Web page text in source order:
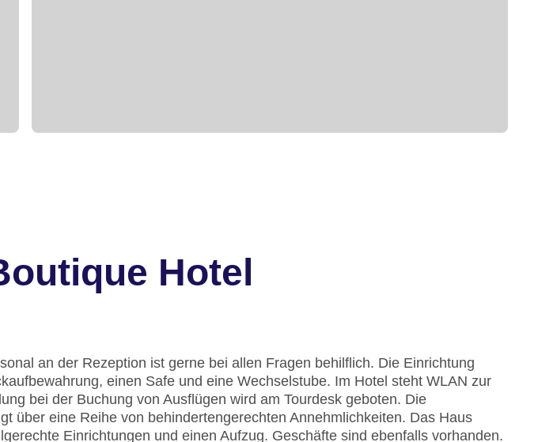
Hotel
an der Rezeption ist gerne bei allen Fragen behilflich. Die Einrichtung
einen Safe und eine Wechselstube. Im Hotel steht WLAN zur
bei der Buchung von Ausflügen wird am Tourdesk geboten. Die
über eine Reihe von behindertengerechten Annehmlichkeiten. Das Haus
Einrichtungen und einen Aufzug. Geschäfte sind ebenfalls vorhanden.